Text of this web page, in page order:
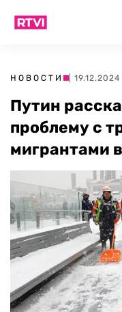
НОВОСТИ |
Путин
проблему с
мигрантами